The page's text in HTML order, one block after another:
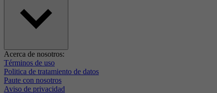
Acerca de nosotros:
Términos de uso
Politica de tratamiento de datos
Paute con nosotros
Aviso de privacidad